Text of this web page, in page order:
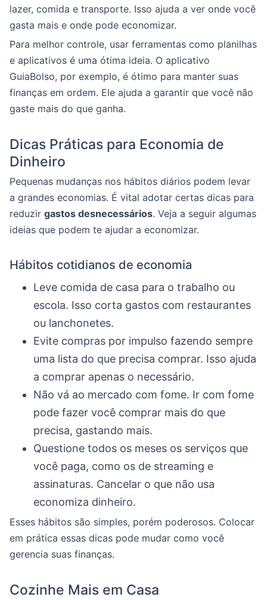
lazer, comida e transporte. Isso ajuda a ver onde você
gasta mais e onde pode economizar.
Para melhor controle, usar ferramentas como planilhas
e aplicativos é uma ótima ideia. O aplicativo
GuiaBolso, por exemplo, é ótimo para manter suas
finanças em ordem. Ele ajuda a garantir que você não
gaste mais do que ganha.
Dicas Práticas para Economia de
Dinheiro
Pequenas mudanças nos hábitos diários podem levar
a grandes economias. É vital adotar certas dicas para
reduzir gastos desnecessários. Veja a seguir algumas
ideias que podem te ajudar a economizar.
Hábitos cotidianos de economia
Leve comida de casa para o trabalho ou
escola. Isso corta gastos com restaurantes
ou lanchonetes.
Evite compras por impulso fazendo sempre
uma lista do que precisa comprar. Isso ajuda
a comprar apenas o necessário.
Não vá ao mercado com fome. Ir com fome
pode fazer você comprar mais do que
precisa, gastando mais.
Questione todos os meses os serviços que
você paga, como os de streaming e
assinaturas. Cancelar o que não usa
economiza dinheiro.
Esses hábitos são simples, porém poderosos. Colocar
em prática essas dicas pode mudar como você
gerencia suas finanças.
Cozinhe Mais em Casa